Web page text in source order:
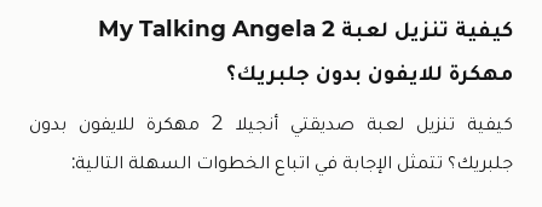
كيفية تنزيل لعبة My Talking Angela 2
مهكرة للايفون بدون جلبريك؟
كيفية تنزيل لعبة صديقتي أنجيلا 2 مهكرة للايفون بدون
جلبريك؟ تتمثل الإجابة في اتباع الخطوات السهلة التالية: